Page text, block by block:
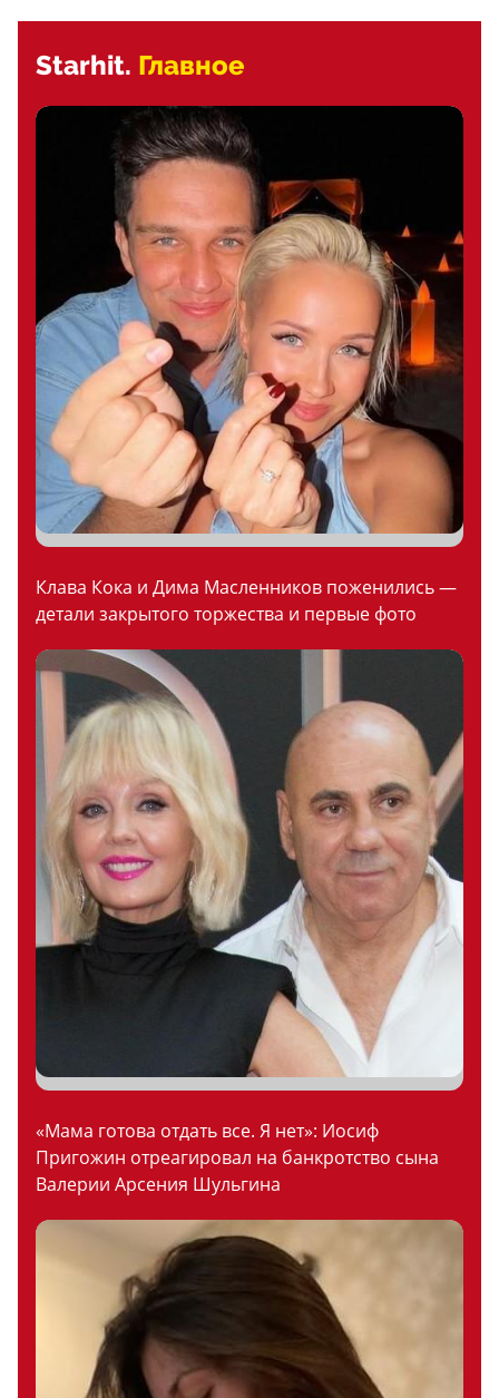
Starhit. Главное
Клава Кока и Дима Масленников поженились —
детали закрытого торжества и первые фото
«Мама готова отдать все. Я нет»: Иосиф
Пригожин отреагировал на банкротство сына
Валерии Арсения Шульгина